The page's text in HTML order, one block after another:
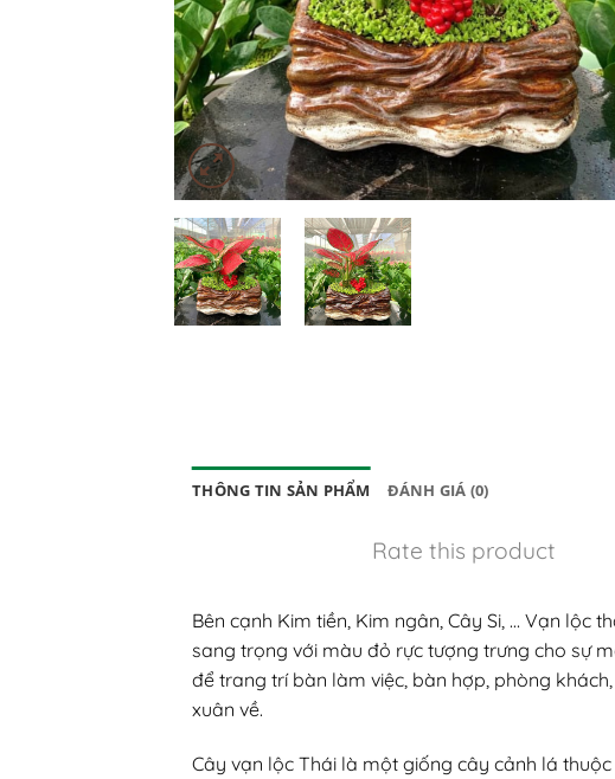
THÔNG TIN SẢN PHẨM ĐÁNH GIÁ (0)
Rate this product
Bên cạnh Kim tiền, Kim ngân, Cây Si, … Vạn
sang trọng với màu đỏ rực tượng trưng cho sự
để trang trí bàn làm việc, bàn hợp, phòng
xuân về.
Cây vạn lộc Thái là một giống cây cảnh lá